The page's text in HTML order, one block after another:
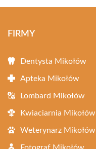
FIRMY
Dentysta Mikołów
Apteka Mikołów
Lombard Mikołów
Kwiaciarnia Mikołów
Weterynarz Mikołów